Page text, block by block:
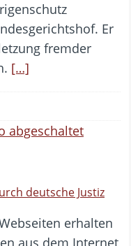
Er
fremder
[…]
deutsche Justiz
erhalten
aus dem Internet